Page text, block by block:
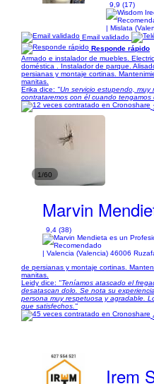
9,9 (17)
| Mislata
Email validado
Responde rápido
Armado e instalador de muebles.
doméstica . Instalador de parque.
persianas y montaje cortinas.
manitas.
Erika dice: "Un servicio estupendo, muy
contrataremos con él cuando
1/60
Marvin
9,4 (38)
| Valencia (Valencia) 46006
de persianas y montaje cortinas.
manitas.
Leidy dice: "Teníamos atascado el
desatascan dolo. Se nota su
persona muy respetuosa y agradable.
que satisfechos."
Irem